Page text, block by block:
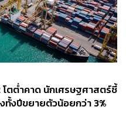
ตต่ำคาด นักเศรษฐศาสตร์ชี้
ทั้งปีขยายตัวน้อยกว่า 3%